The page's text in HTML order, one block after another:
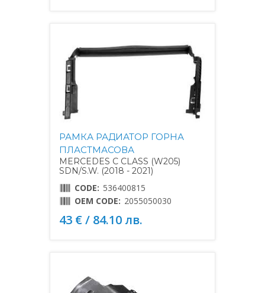
РАМКА РАДИАТОР ГОРНА
ПЛАСТМАСОВА
MERCEDES C CLASS (W205)
SDN/S.W. (2018 - 2021)
CODE: 536400815
OEM CODE: 2055050030
43 € / 84.10 лв.